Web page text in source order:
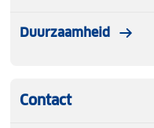
Duurzaamheid
Contact